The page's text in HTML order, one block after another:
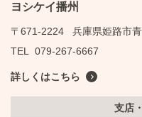
ヨシケイ播州
〒671-2224
兵庫県姫路市
TEL
079-267-6667
詳しくはこちら
支店